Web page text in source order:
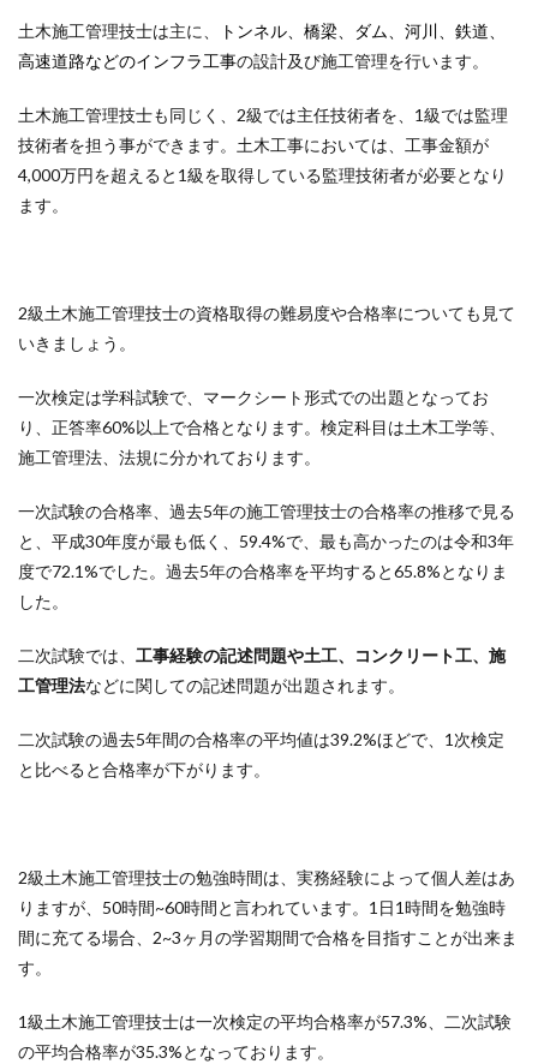
土木施工管理技士は主に、
トンネル、橋梁、ダム、河川、鉄道、
高速道路などのインフラ工事の設計及び施工管理を行います。
土木施工管理技士も同じく、2級では主任技術者を、1級では監理
技術者を担う事ができます。土木工事においては、工事金額が
4,000万円を超えると1級を取得している監理技術者が必要となり
ます。
2級土木施工管理技士の資格取得の難易度や合格率についても見て
いきましょう。
一次検定は学科試験で、マークシート形式での出題となってお
り、正答率60%以上で合格となります。検定科目は土木工学等、
施工管理法、法規に分かれております。
一次試験の合格率、過去5年の施工管理技士の合格率の推移で見る
と、平成30年度が最も低く、59.4%で、最も高かったのは令和3年
度で72.1%でした。過去5年の合格率を平均すると65.8%となりま
した。
二次試験では、 工事経験の記述問題や土工、コンクリート工、施
工管理法などに関しての記述問題が出題されます。
二次試験の過去5年間の合格率の平均値は39.2%ほどで、1次検定
と比べると合格率が下がります。
2級土木施工管理技士の勉強時間は、実務経験によって個人差はあ
りますが、50時間~60時間と言われています。1日1時間を勉強時
間に充てる場合、2~3ヶ月の学習期間で合格を目指すことが出来ま
す。
1級土木施工管理技士は一次検定の平均合格率が57.3%、二次試験
の平均合格率が35.3%となっております。